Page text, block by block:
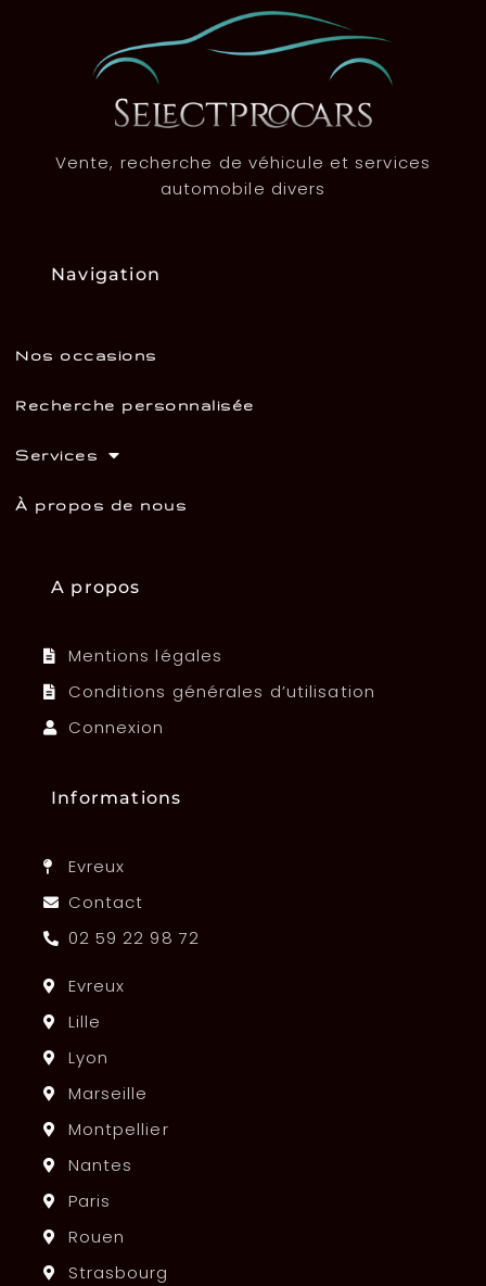
Vente, recherche de véhicule et services
automobile divers
Navigation
Nos occasions
Recherche personnalisée
Services
À propos de nous
A propos
Mentions légales
Conditions générales d’utilisation
Connexion
Informations
Evreux
Contact
02 59 22 98 72
Evreux
Lille
Lyon
Marseille
Montpellier
Nantes
Paris
Rouen
Strasbourg